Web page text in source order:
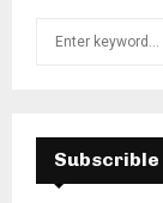
Subscrible